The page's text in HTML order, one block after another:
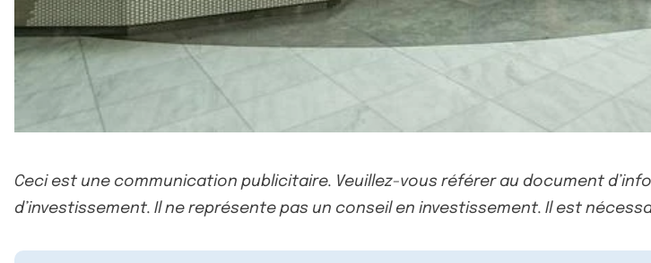
Ceci est une communication publicitaire. Veuillez-vous référer au document
d’investissement. Il ne représente pas un conseil en investissement. Il est